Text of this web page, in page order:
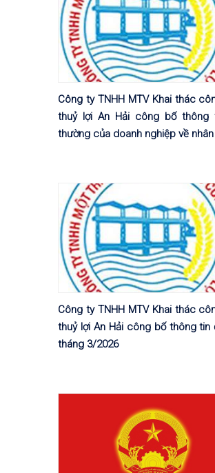
Công ty TNHH MTV Khai thác
thuỷ lợi An Hải công bố thông
thường của doanh nghiệp về
Công ty TNHH MTV Khai thác
thuỷ lợi An Hải công bố thông tin
tháng 3/2026